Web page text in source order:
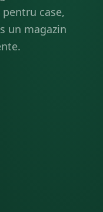
case,
un magazin